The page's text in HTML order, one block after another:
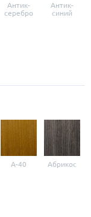
Антик-
серебро
Антик-
синий
A-40 Абрикос